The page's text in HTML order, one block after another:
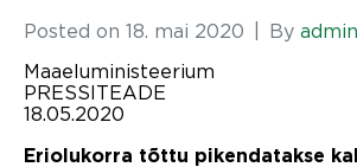
Posted on 18. mai 2020 By admin
Maaeluministeerium
PRESSITEADE
18.05.2020
Eriolukorra tõttu pikendatakse